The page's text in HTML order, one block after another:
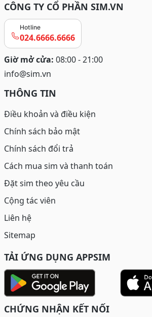
CÔNG TY CỔ PHẦN SIM.VN
Hotline
024.6666.6666
Giờ mở cửa: 08:00 - 21:00
info@sim.vn
THÔNG TIN
Điều khoản và điều kiện
Chính sách bảo mật
Chính sách đổi trả
Cách mua sim và thanh toán
Đặt sim theo yêu cầu
Cộng tác viên
Liên hệ
Sitemap
TẢI ỨNG DỤNG APPSIM
CHỨNG NHẬN KẾT NỐI